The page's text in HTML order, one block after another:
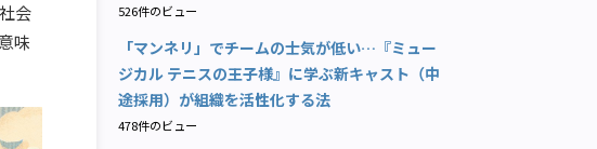
会
味
526件のビュー
「マンネリ」でチームの士気が低い…『ミュー
ジカル テニスの王子様』に学ぶ新キャスト（中
途採用）が組織を活性化する法
478件のビュー